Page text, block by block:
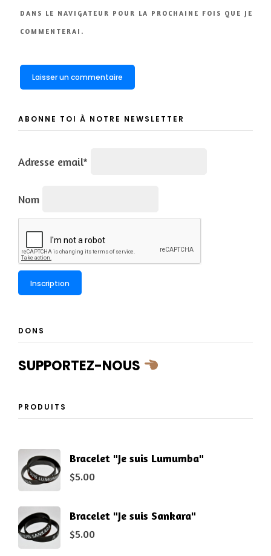
DANS LE NAVIGATEUR POUR LA PROCHAINE FOIS QUE JE
COMMENTERAI.
ABONNE TOI À NOTRE NEWSLETTER
Adresse email*
Nom
DONS
SUPPORTEZ-NOUS
PRODUITS
Bracelet "Je suis Lumumba"
$5.00
Bracelet "Je suis Sankara"
$5.00